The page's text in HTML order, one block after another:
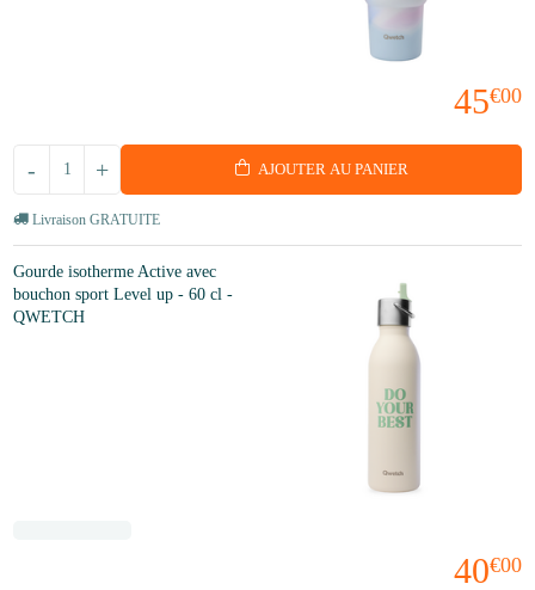
45€00
+
- AJOUTER AU PANIER
Livraison GRATUITE
Gourde isotherme Active avec
bouchon sport Level up - 60 cl -
QWETCH
40€00